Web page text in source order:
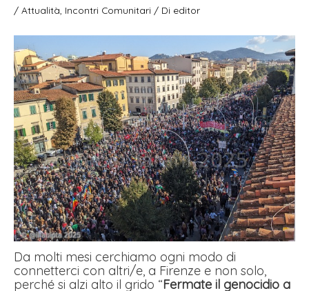
/ Attualità Incontri Comunitari / Di editor
Da molti mesi cerchiamo ogni modo di
connetterci con altri/e, a Firenze e non solo,
perché si alzi alto il grido “Fermate il genocidio a